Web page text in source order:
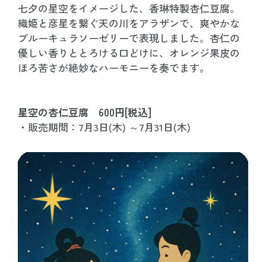
七夕の星空をイメージした、香琳特製杏仁豆腐。
織姫と彦星を繋ぐ天の川をアラザンで、爽やかな
ブルーキュラソーゼリーで表現しました。杏仁の
優しい香りととろける口どけに、オレンジ果皮の
ほろ苦さが絶妙なハーモニーを奏でます。
星空の杏仁豆腐 600円[税込]
・販売期間：7月3日(木) ～7月31日(木)